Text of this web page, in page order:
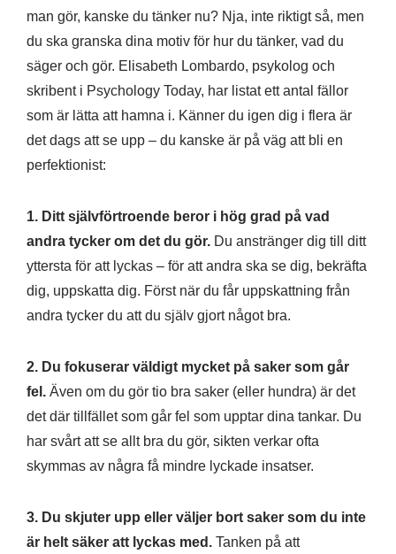
man gör, kanske du tänker nu? Nja, inte riktigt så, men
du ska granska dina motiv för hur du tänker, vad du
säger och gör. Elisabeth Lombardo, psykolog och
skribent i Psychology Today, har listat ett antal fällor
som är lätta att hamna i. Känner du igen dig i flera är
det dags att se upp – du kanske är på väg att bli en
perfektionist:
1. Ditt självförtroende beror i hög grad på vad
andra tycker om det du gör. Du anstränger dig till ditt
yttersta för att lyckas – för att andra ska se dig, bekräfta
dig, uppskatta dig. Först när du får uppskattning från
andra tycker du att du själv gjort något bra.
2. Du fokuserar väldigt mycket på saker som går
fel. Även om du gör tio bra saker (eller hundra) är det
det där tillfället som går fel som upptar dina tankar. Du
har svårt att se allt bra du gör, sikten verkar ofta
skymmas av några få mindre lyckade insatser.
3. Du skjuter upp eller väljer bort saker som du inte
är helt säker att lyckas med. Tanken på att